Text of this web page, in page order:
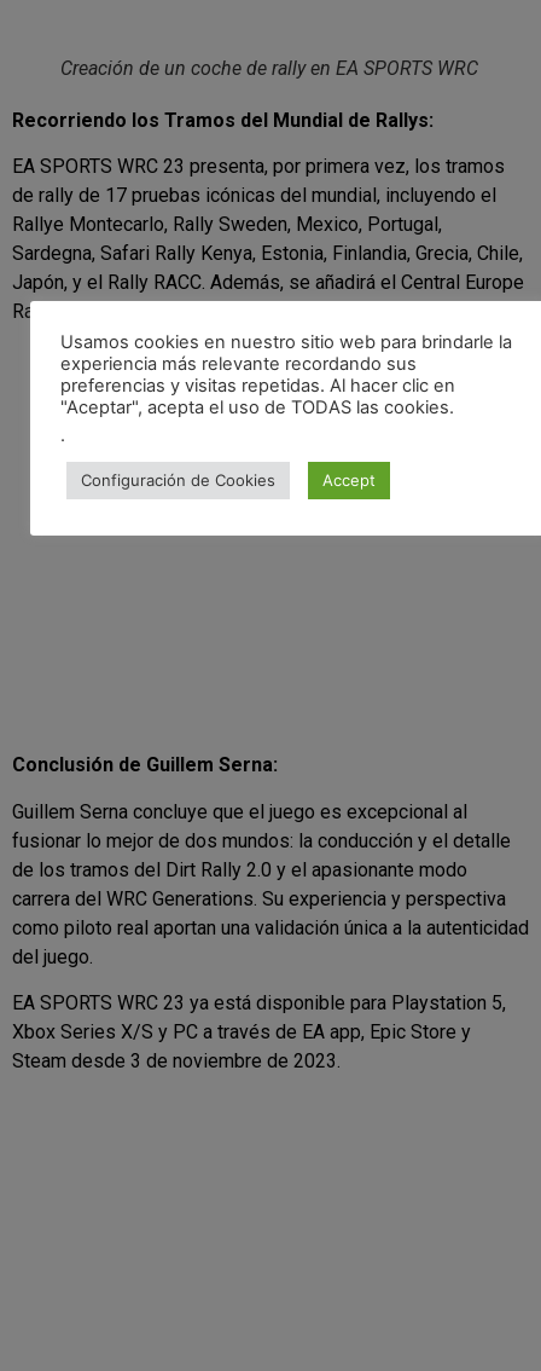
Creación de un coche de rally en EA SPORTS WRC
Recorriendo los Tramos del Mundial de Rallys:
EA SPORTS WRC 23 presenta, por primera vez, los tramos
de rally de 17 pruebas icónicas del mundial, incluyendo el
Rallye Montecarlo, Rally Sweden, Mexico, Portugal,
Sardegna, Safari Rally Kenya, Estonia, Finlandia, Grecia, Chile,
Japón, y el Rally RACC. Además, se añadirá el Central Europe
Rally de forma gratuita.
Conclusión de Guillem Serna:
Guillem Serna concluye que el juego es excepcional al
fusionar lo mejor de dos mundos: la conducción y el detalle
de los tramos del Dirt Rally 2.0 y el apasionante modo
carrera del WRC Generations. Su experiencia y perspectiva
como piloto real aportan una validación única a la autenticidad
del juego.
EA SPORTS WRC 23 ya está disponible para Playstation 5,
Xbox Series X/S y PC a través de EA app, Epic Store y
Steam desde 3 de noviembre de 2023.
Usamos cookies en nuestro sitio web para brindarle la
experiencia más relevante recordando sus
preferencias y visitas repetidas. Al hacer clic en
"Aceptar", acepta el uso de TODAS las cookies.
.
Configuración de Cookies Accept